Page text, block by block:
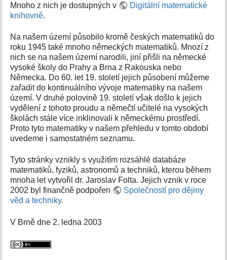
Mnoho z nich je dostupných v
Digitální matematické
knihovně.
Na našem území působilo kromě českých matematiků do
roku 1945 také mnoho německých matematiků. Mnozí z
nich se na našem území narodili, jiní přišli na německé
vysoké školy do Prahy a Brna z Rakouska nebo
Německa. Do 60. let 19. století jejich působení můžeme
zařadit do kontinuálního vývoje matematiky na našem
území. V druhé polovině 19. století však došlo k jejich
vydělení z tohoto proudu a němečtí učitelé na vysokých
školách stále více inklinovali k německému prostředí.
Proto tyto matematiky v našem přehledu v tomto období
uvedeme i samostatném seznamu.
Tyto stránky vznikly s využitím rozsáhlé databáze
matematiků, fyziků, astronomů a techniků, kterou během
mnoha let vytvořil dr. Jaroslav Folta. Jejich vznik v roce
2002 byl finančně podpořen
Společností pro dějiny
věd a techniky.
V Brně dne 2. ledna 2003